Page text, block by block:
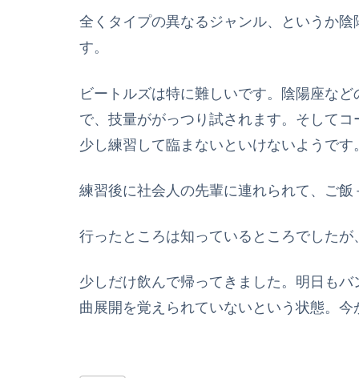
全くタイプの異なるジャンル、というか
す。
ビートルズは特に難しいです。陰陽座な
で、技量ががっつり試されます。そして
少し練習して臨まないといけないようです
練習後に社会人の先輩に連れられて、ご
行ったところは知っているところでした
少しだけ飲んで帰ってきました。明日も
曲展開を覚えられていないという状態。今